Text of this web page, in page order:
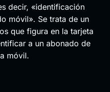
decir, «identificación
móvil». Se trata de un
que figura en la tarjeta
a un abonado de
móvil.